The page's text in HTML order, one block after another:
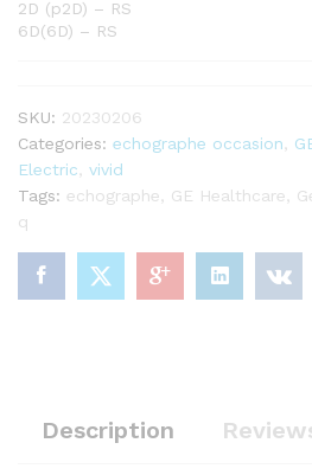
2D (p2D) – RS
6D(6D) – RS
SKU: 20230206
Categories: echographe occasion,
Electric, vivid
Tags: echographe, GE Healthcare,
q
Description